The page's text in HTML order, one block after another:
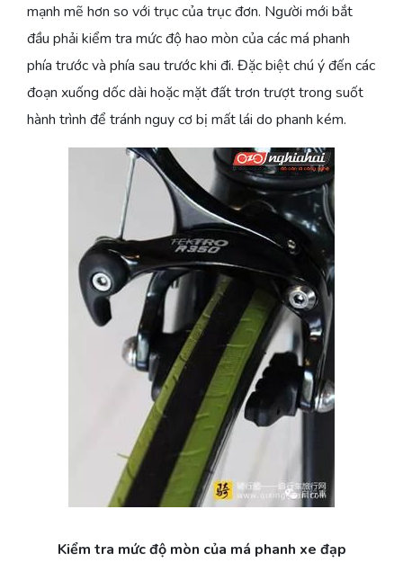
mạnh mẽ hơn so với trục của trục đơn. Người mới bắt
đầu phải kiểm tra mức độ hao mòn của các má phanh
phía trước và phía sau trước khi đi. Đặc biệt chú ý đến các
đoạn xuống dốc dài hoặc mặt đất trơn trượt trong suốt
hành trình để tránh nguy cơ bị mất lái do phanh kém.
Kiểm tra mức độ mòn của má phanh xe đạp